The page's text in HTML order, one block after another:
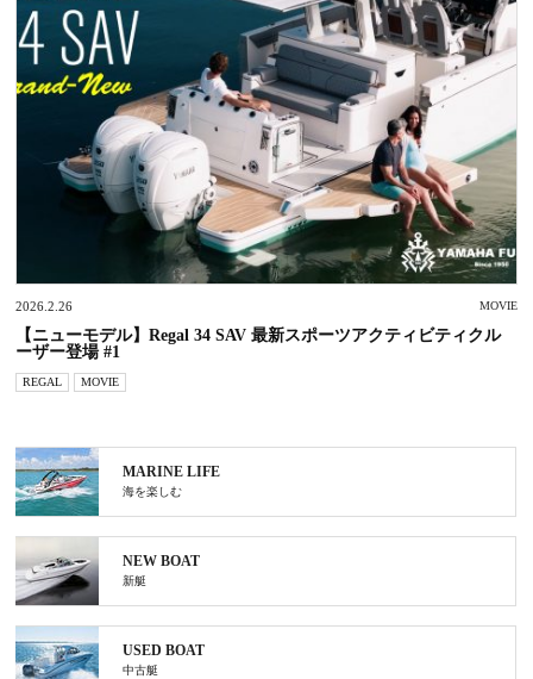
2026.2.26 MOVIE
【ニューモデル】Regal 34 SAV 最新スポーツアクティビティクル
ーザー登場 #1
REGAL MOVIE
MARINE LIFE
海を楽しむ
NEW BOAT
新艇
USED BOAT
中古艇